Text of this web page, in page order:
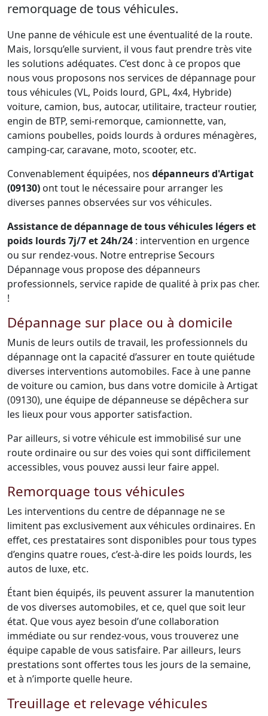
remorquage de tous véhicules.
Une panne de véhicule est une éventualité de la route.
Mais, lorsqu’elle survient, il vous faut prendre très vite
les solutions adéquates. C’est donc à ce propos que
nous vous proposons nos services de dépannage pour
tous véhicules (VL, Poids lourd, GPL, 4x4, Hybride)
voiture, camion, bus, autocar, utilitaire, tracteur routier,
engin de BTP, semi-remorque, camionnette, van,
camions poubelles, poids lourds à ordures ménagères,
camping-car, caravane, moto, scooter, etc.
Convenablement équipées, nos dépanneurs d'Artigat
(09130) ont tout le nécessaire pour arranger les
diverses pannes observées sur vos véhicules.
Assistance de dépannage de tous véhicules légers et
poids lourds 7j/7 et 24h/24 : intervention en urgence
ou sur rendez-vous. Notre entreprise Secours
Dépannage vous propose des dépanneurs
professionnels, service rapide de qualité à prix pas cher.
!
Dépannage sur place ou à domicile
Munis de leurs outils de travail, les professionnels du
dépannage ont la capacité d’assurer en toute quiétude
diverses interventions automobiles. Face à une panne
de voiture ou camion, bus dans votre domicile à Artigat
(09130), une équipe de dépanneuse se dépêchera sur
les lieux pour vous apporter satisfaction.
Par ailleurs, si votre véhicule est immobilisé sur une
route ordinaire ou sur des voies qui sont difficilement
accessibles, vous pouvez aussi leur faire appel.
Remorquage tous véhicules
Les interventions du centre de dépannage ne se
limitent pas exclusivement aux véhicules ordinaires. En
effet, ces prestataires sont disponibles pour tous types
d’engins quatre roues, c’est-à-dire les poids lourds, les
autos de luxe, etc.
Étant bien équipés, ils peuvent assurer la manutention
de vos diverses automobiles, et ce, quel que soit leur
état. Que vous ayez besoin d’une collaboration
immédiate ou sur rendez-vous, vous trouverez une
équipe capable de vous satisfaire. Par ailleurs, leurs
prestations sont offertes tous les jours de la semaine,
et à n’importe quelle heure.
Treuillage et relevage véhicules